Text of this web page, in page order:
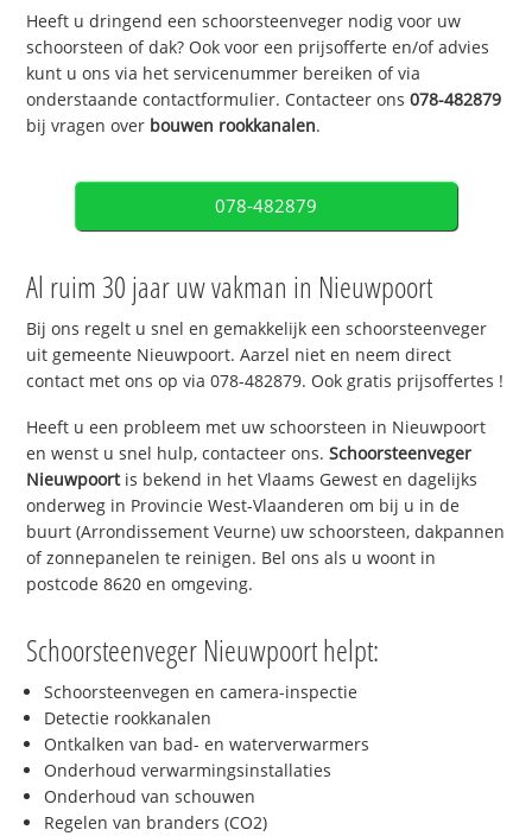
Heeft u dringend een schoorsteenveger nodig voor uw
schoorsteen of dak? Ook voor een prijsofferte en/of advies
kunt u ons via het servicenummer bereiken of via
onderstaande contactformulier. Contacteer ons078-482879
bij vragen over bouwen rookkanalen.
078-482879
Al ruim 30 jaar uw vakman in Nieuwpoort
Bij ons regelt u snel en gemakkelijk een schoorsteenveger
uit gemeente Nieuwpoort. Aarzel niet en neem direct
contact met ons op via 078-482879. Ook gratis prijsoffertes !
Heeft u een probleem met uw schoorsteen in Nieuwpoort
en wenst u snel hulp, contacteer ons.Schoorsteenveger
Nieuwpoortis bekend in het Vlaams Gewest en dagelijks
onderweg in Provincie West-Vlaanderen om bij u in de
buurt (Arrondissement Veurne) uw schoorsteen, dakpannen
of zonnepanelen te reinigen. Bel ons als u woont in
postcode 8620 en omgeving.
Schoorsteenveger Nieuwpoort helpt:
Schoorsteenvegen en camera-inspectie
Detectie rookkanalen
Ontkalken van bad- en waterverwarmers
Onderhoud verwarmingsinstallaties
Onderhoud van schouwen
Regelen van branders (CO2)